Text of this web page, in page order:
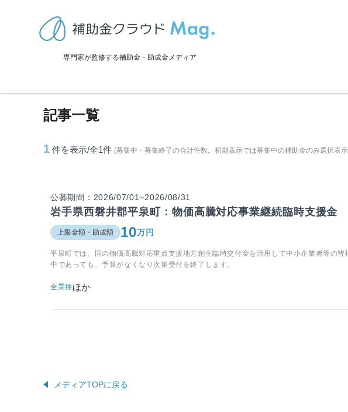
専門家が監修する補助金・助成金メディア
>補助金・助成金詳細
平泉町に関連する記事
記事一覧
1 件を表示/全1件 (募集中・募集終了の合計件数。初期表示では募集中の補助金のみ選択表
公募期間：2026/07/01~2026/08/31
岩手県西磐井郡平泉町：物価高騰対応事業継続臨時支援金
上限金額・助成額 10万円
平泉町では、国の物価高騰対応重点支援地方創生臨時交付金を活用して中小企業者等の
中であっても、予算がなくなり次第受付を終了します。
全業種ほか
メディアTOPに戻る